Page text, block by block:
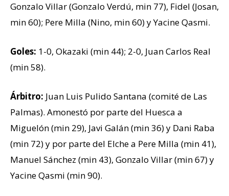
Gonzalo Villar (Gonzalo Verdú, min 77), Fidel (Josan,
min 60); Pere Milla (Nino, min 60) y Yacine Qasmi.
Goles: 1-0, Okazaki (min 44); 2-0, Juan Carlos Real
(min 58).
Árbitro: Juan Luis Pulido Santana (comité de Las
Palmas). Amonestó por parte del Huesca a
Miguelón (min 29), Javi Galán (min 36) y Dani Raba
(min 72) y por parte del Elche a Pere Milla (min 41),
Manuel Sánchez (min 43), Gonzalo Villar (min 67) y
Yacine Qasmi (min 90).